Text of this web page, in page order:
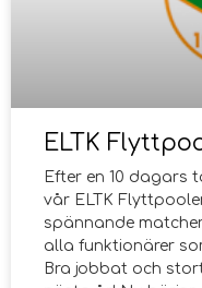
ELTK
Efter en 10 dagars
vår ELTK
spännande
alla funktionärer
Bra jobbat och